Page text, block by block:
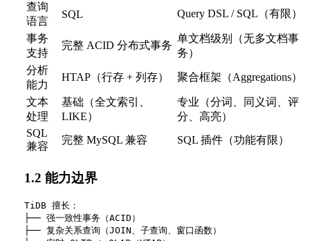
查询
语言
SQL Query DSL / SQL（有限）
事务
支持
完整 ACID 分布式事务
单文档级别（无多文档事
务）
分析
能力
HTAP（行存 + 列存） 聚合框架（Aggregations）
文本
处理
基础（全文索引、
LIKE）
专业（分词、同义词、评
分、高亮）
SQL
兼容
完整 MySQL 兼容 SQL 插件（功能有限）
1.2 能力边界
TiDB 擅长：
├── 强一致性事务（ACID）
├── 复杂关系查询（JOIN、子查询、窗口函数）